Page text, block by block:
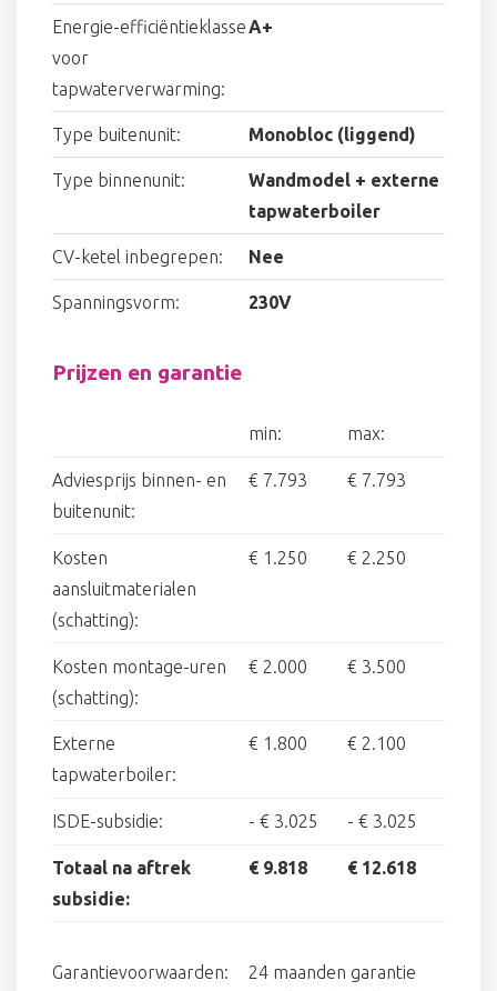
Energie-efficiëntieklasse
voor
tapwaterverwarming:
A+
Type buitenunit: Monobloc (liggend)
Type binnenunit:
Wandmodel + externe
tapwaterboiler
CV-ketel inbegrepen: Nee
Spanningsvorm: 230V
Prijzen en garantie
min: max:
Adviesprijs binnen- en
buitenunit:
€ 7.793 € 7.793
Kosten
aansluitmaterialen
(schatting):
€ 1.250 € 2.250
Kosten montage-uren
(schatting):
€ 2.000 € 3.500
Externe
tapwaterboiler:
€ 1.800 € 2.100
ISDE-subsidie: - € 3.025 - € 3.025
Totaal na aftrek
subsidie:
€ 9.818 € 12.618
Garantievoorwaarden:
24 maanden garantie